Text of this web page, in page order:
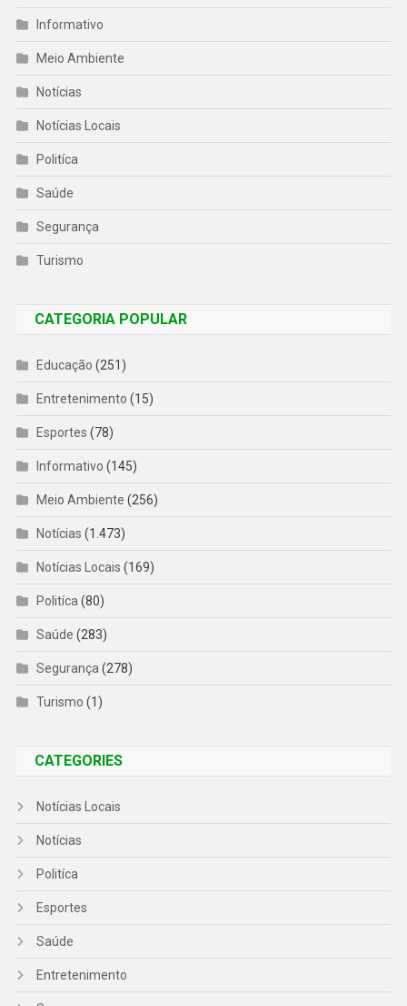
Informativo
Meio Ambiente
Notícias
Notícias Locais
Politíca
Saúde
Segurança
Turismo
CATEGORIA POPULAR
Educação (251)
Entretenimento (15)
Esportes (78)
Informativo (145)
Meio Ambiente (256)
Notícias (1.473)
Notícias Locais (169)
Politíca(80)
Saúde (283)
Segurança(278)
Turismo (1)
CATEGORIES
Notícias Locais
Notícias
Politíca
Esportes
Saúde
Entretenimento